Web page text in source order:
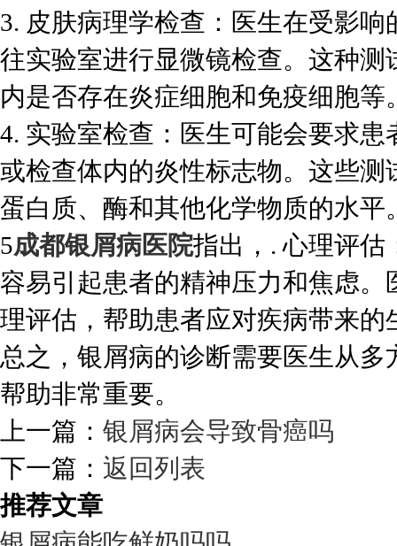
3. 皮肤病理学检查：医生在受影
往实验室进行显微镜检查。这种
内是否存在炎症细胞和免疫细胞等
4. 实验室检查：医生可能会要求
或检查体内的炎性标志物。这些
蛋白质、酶和其他化学物质的水平
5成都银屑病医院指出，. 心理评估
容易引起患者的精神压力和焦虑
理评估，帮助患者应对疾病带来的
总之，银屑病的诊断需要医生从
帮助非常重要。
上一篇： 银屑病会导致骨癌吗
下一篇： 返回列表
推荐文章